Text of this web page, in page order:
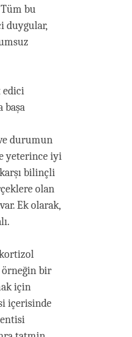
bu
duygular,
edici
başa
durumun
yeterince iyi
bilinçli
olan
Ek olarak,
örneğin bir
için
içerisinde